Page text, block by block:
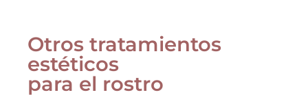
Otros tratamientos
estéticos
para el rostro